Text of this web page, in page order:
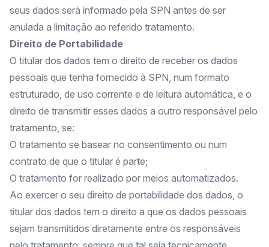
seus dados será informado pela SPN antes de ser
anulada a limitação ao referido tratamento.
Direito de Portabilidade
O titular dos dados tem o direito de receber os dados
pessoais que tenha fornecido à SPN, num formato
estruturado, de uso corrente e de leitura automática, e o
direito de transmitir esses dados a outro responsável pelo
tratamento, se:
O tratamento se basear no consentimento ou num
contrato de que o titular é parte;
O tratamento for realizado por meios automatizados.
Ao exercer o seu direito de portabilidade dos dados, o
titular dos dados tem o direito a que os dados pessoais
sejam transmitidos diretamente entre os responsáveis